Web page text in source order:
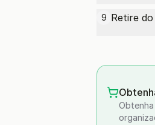
9 Retire